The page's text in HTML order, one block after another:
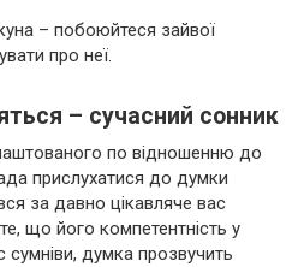
– побоюйтеся зайвої
про неї.
– сучасний сонник
по відношенню до
прислухатися до думки
за давно цікавляче вас
що його компетентність у
сумніви, думка прозвучить